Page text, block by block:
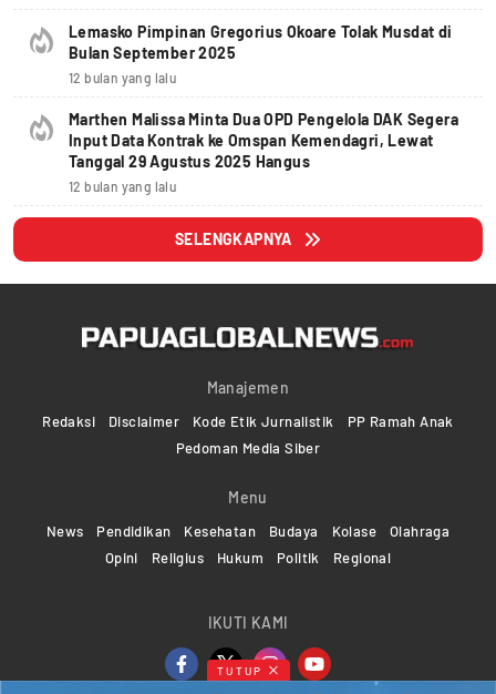
Lemasko Pimpinan Gregorius Okoare Tolak Musdat di
Bulan September 2025
12 bulan yang lalu
Marthen Malissa Minta Dua OPD Pengelola DAK Segera
Input Data Kontrak ke Omspan Kemendagri, Lewat
Tanggal 29 Agustus 2025 Hangus
12 bulan yang lalu
SELENGKAPNYA
Manajemen
Redaksi Disclaimer Kode Etik Jurnalistik
PP Ramah Anak
Pedoman Media Siber
Menu
News Pendidikan Kesehatan Budaya Kolase
Olahraga
Opini
Religius Hukum Politik Regional
IKUTI KAMI
TUTUP